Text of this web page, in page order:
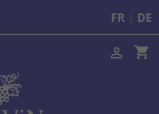
shopping_cart

FR DE